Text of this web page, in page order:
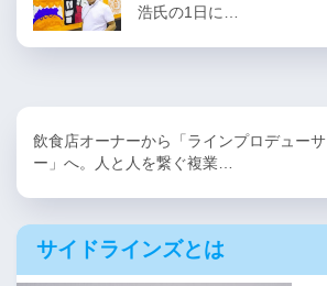
浩氏の1日に…
飲食店オーナーから「ラインプロデューサ
ー」へ。人と人を繋ぐ複業…
サイドラインズとは